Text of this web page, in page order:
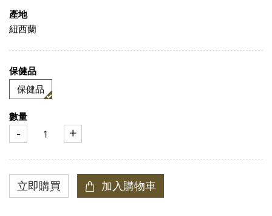
產地
紐西蘭
保健品
保健品
數量
- +